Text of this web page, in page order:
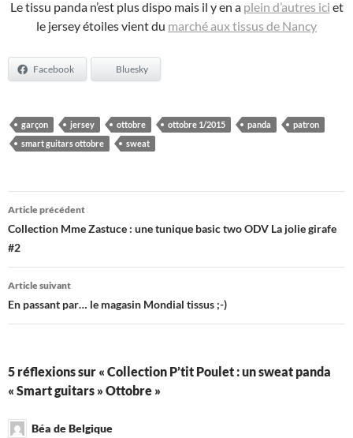
Le tissu panda n’est plus dispo mais il y en a plein d’autres ici et
le jersey étoiles vient du marché aux tissus de Nancy
Facebook Bluesky
garçon jersey ottobre ottobre 1/2015 panda
patron
smart guitars ottobre
sweat
Navigation
des
articles
Article précédent
Collection Mme Zastuce : une tunique basic two ODV La jolie girafe
#2
Article suivant
En passant par… le magasin Mondial tissus ;-)
5 réflexions sur « Collection P’tit Poulet : un sweat panda
« Smart guitars » Ottobre »
Béa de Belgique